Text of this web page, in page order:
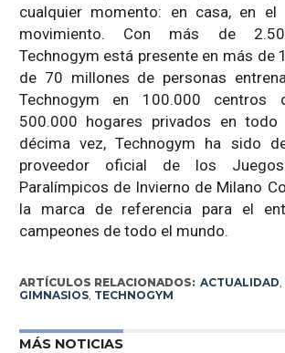
cualquier momento: en casa, en
movimiento. Con más de
Technogym está presente en más de
de 70 millones de personas
Technogym en 100.000 centros
500.000 hogares privados en
décima vez, Technogym ha sido
proveedor oficial de los
Paralímpicos de Invierno de Milano
la marca de referencia para el
campeones de todo el mundo.
ARTÍCULOS RELACIONADOS: ACTUALIDAD,
GIMNASIOS, TECHNOGYM
MÁS NOTICIAS